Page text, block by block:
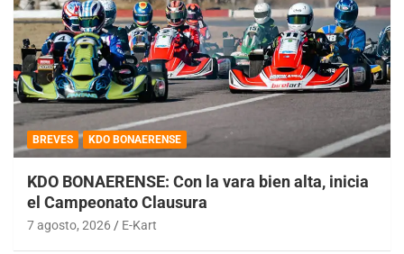
BREVES KDO BONAERENSE
KDO BONAERENSE: Con la vara bien alta, inicia
el Campeonato Clausura
7 agosto, 2026 E-Kart